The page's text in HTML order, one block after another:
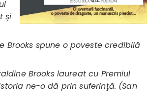
şi
Brooks spune o poveste credibilă
Brooks laureat cu Premiul
ne-o dă prin suferinţă. (San